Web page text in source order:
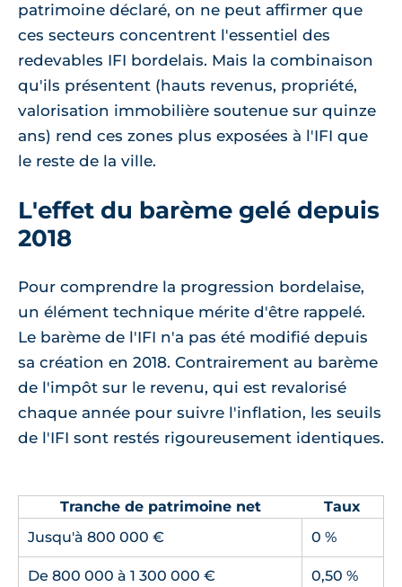
patrimoine déclaré, on ne peut affirmer que
ces secteurs concentrent l'essentiel des
redevables IFI bordelais. Mais la combinaison
qu'ils présentent (hauts revenus, propriété,
valorisation immobilière soutenue sur quinze
ans) rend ces zones plus exposées à l'IFI que
le reste de la ville.
L'effet du barème gelé depuis
2018
Pour comprendre la progression bordelaise,
un élément technique mérite d'être rappelé.
Le barème de l'IFI n'a pas été modifié depuis
sa création en 2018. Contrairement au barème
de l'impôt sur le revenu, qui est revalorisé
chaque année pour suivre l'inflation, les seuils
de l'IFI sont restés rigoureusement identiques.
Tranche de patrimoine net
Taux
Jusqu'à 800 000 €
0 %
De 800 000 à 1 300 000 € 0,50 %